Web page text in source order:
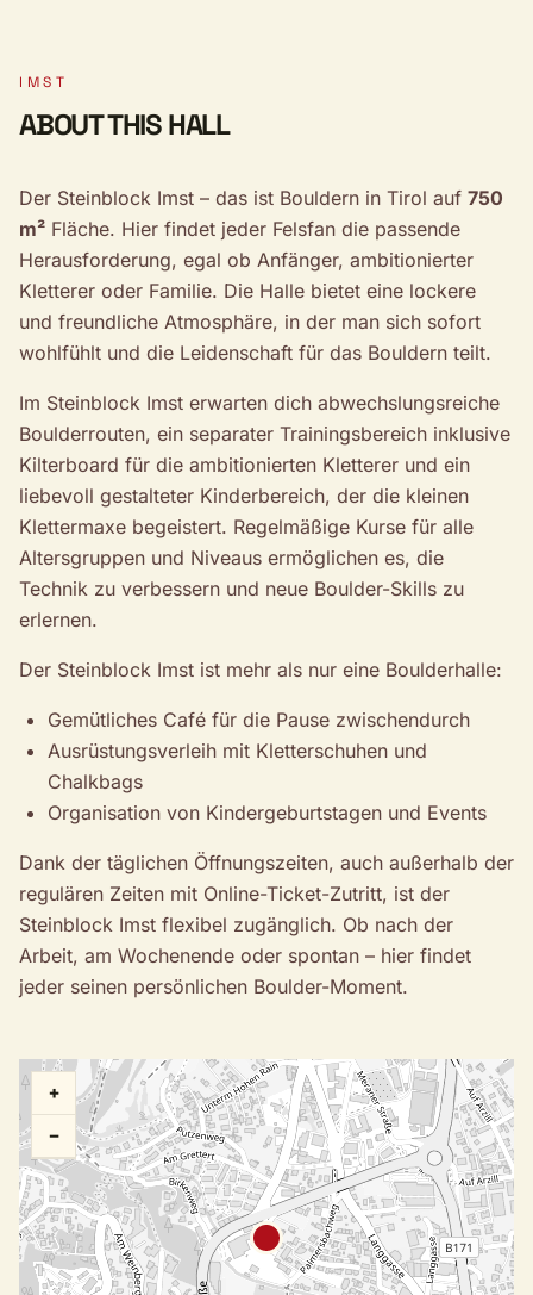
IMST
ABOUT THIS HALL
Der Steinblock Imst – das ist Bouldern in Tirol auf 750
m² Fläche. Hier findet jeder Felsfan die passende
Herausforderung, egal ob Anfänger, ambitionierter
Kletterer oder Familie. Die Halle bietet eine lockere
und freundliche Atmosphäre, in der man sich sofort
wohlfühlt und die Leidenschaft für das Bouldern teilt.
Im Steinblock Imst erwarten dich abwechslungsreiche
Boulderrouten, ein separater Trainingsbereich inklusive
Kilterboard für die ambitionierten Kletterer und ein
liebevoll gestalteter Kinderbereich, der die kleinen
Klettermaxe begeistert. Regelmäßige Kurse für alle
Altersgruppen und Niveaus ermöglichen es, die
Technik zu verbessern und neue Boulder-Skills zu
erlernen.
Der Steinblock Imst ist mehr als nur eine Boulderhalle:
Gemütliches Café für die Pause zwischendurch
Ausrüstungsverleih mit Kletterschuhen und
Chalkbags
Organisation von Kindergeburtstagen und Events
Dank der täglichen Öffnungszeiten, auch außerhalb der
regulären Zeiten mit Online-Ticket-Zutritt, ist der
Steinblock Imst flexibel zugänglich. Ob nach der
Arbeit, am Wochenende oder spontan – hier findet
jeder seinen persönlichen Boulder-Moment.
+
−